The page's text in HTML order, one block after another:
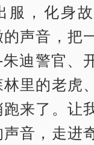
服，化身
声音，把
迪警官、
里的老虎
来了。让
音，走进